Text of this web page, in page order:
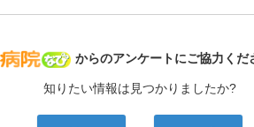
病院なび
からのアンケートにご協力くだ
知りたい情報は見つかりましたか?